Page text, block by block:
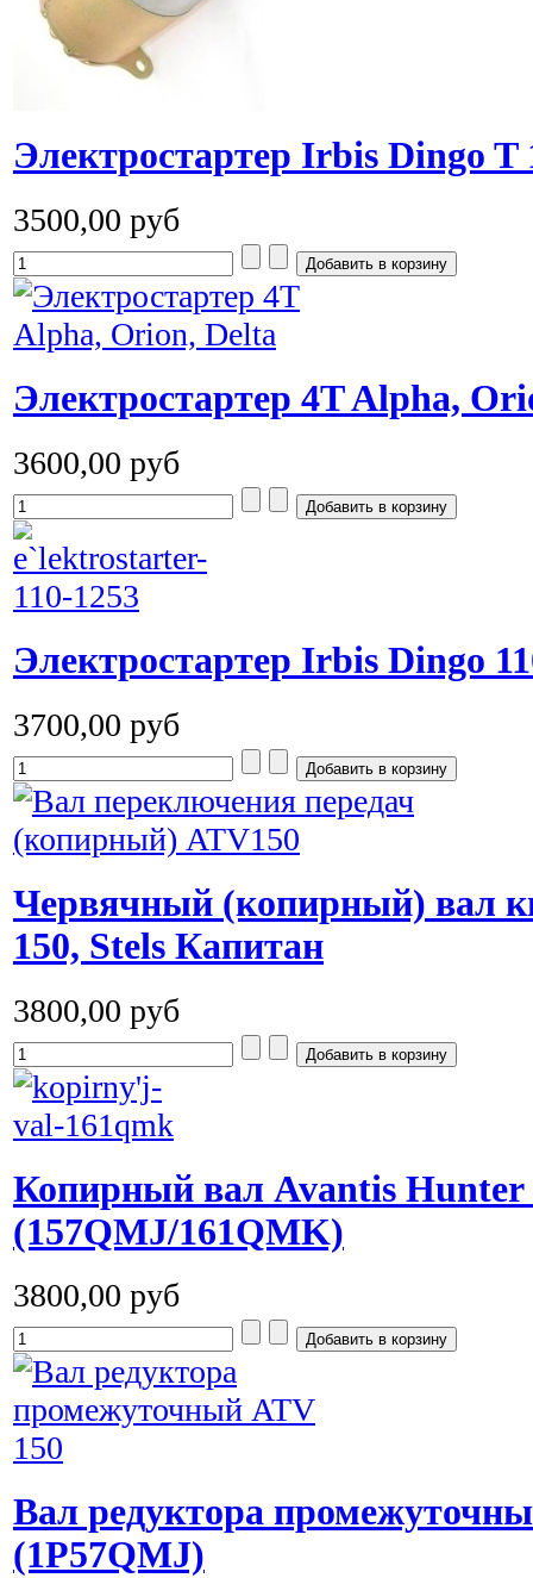
Электростартер Irbis Dingo T
3500,00 руб
Электростартер 4T Alpha,
3600,00 руб
Электростартер Irbis Dingo
3700,00 руб
Червячный (копирный) вал
150, Stels Капитан
3800,00 руб
Копирный вал Avantis Hunter
(157QMJ/161QMK)
3800,00 руб
Вал редуктора
(1P57QMJ)